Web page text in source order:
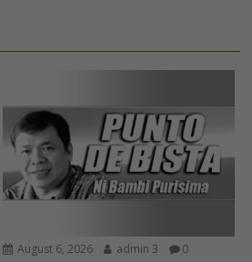
August 6, 2026 admin 3 0